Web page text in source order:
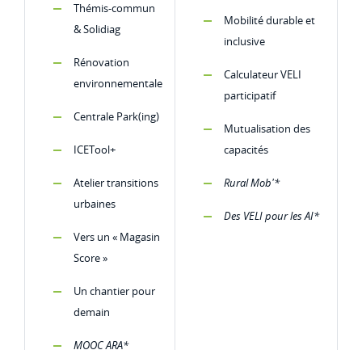
Thémis-commun
& Solidiag
Rénovation
environnementale
Centrale Park(ing)
ICETool+
Atelier transitions
urbaines
Vers un « Magasin
Score »
Un chantier pour
demain
MOOC ARA*
Mobilité durable et
inclusive
Calculateur VELI
participatif
Mutualisation des
capacités
Rural Mob'*
Des VELI pour les AI*